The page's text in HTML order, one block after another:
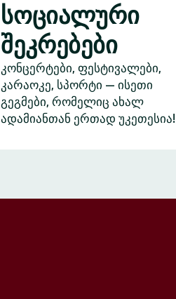
სოციალური
შეკრებები
კონცერტები, ფესტივალები,
კარაოკე, სპორტი — ისეთი
გეგმები, რომელიც ახალ
ადამიანთან ერთად უკეთესია!